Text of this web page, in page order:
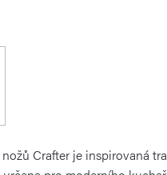
Crafter je inspirovaná